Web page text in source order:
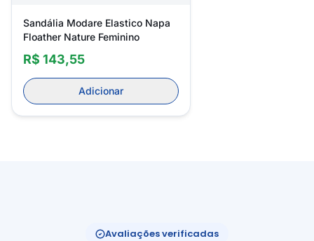
Sandália Modare Elastico Napa
Floather Nature Feminino
R$ 143,55
Adicionar
Avaliações verificadas